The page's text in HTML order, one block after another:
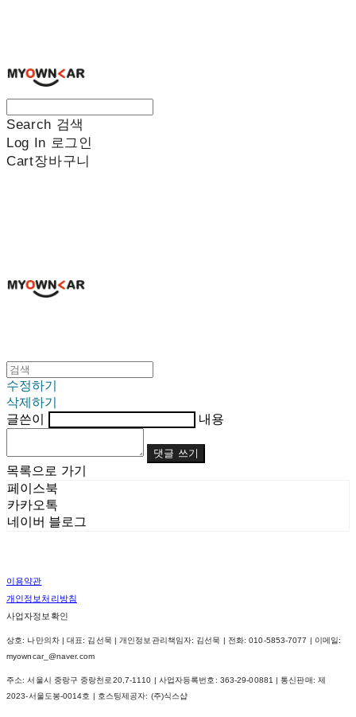
Search 검색
Log In 로그인
Cart장바구니
수정하기
삭제하기
글쓴이
내용
댓글 쓰기
목록으로 가기
페이스북
카카오톡
네이버 블로그
이용약관
개인정보처리방침
사업자정보확인
상호: 나만의차 | 대표: 김선묵 | 개인정보관리책임자: 김선묵 | 전화: 010-5853-7077 | 이메일:
myowncar_@naver.com
주소: 서울시 중랑구 중랑천로20,7-1110 | 사업자등록번호: 363-29-00881 | 통신판매: 제
2023-서울도봉-0014호
| 호스팅제공자: (주)식스샵